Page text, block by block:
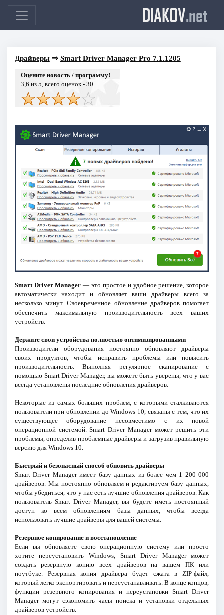
DIAKOV.net
Драйверы⇒ Smart Driver Manager Pro 7.1.1205
Оцените новость / программу!
3,6 из 5, всего оценок - 30
Smart Driver Manager — это простое и удобное решение, которое
автоматически находит и обновляет ваши драйверы всего за
несколько минут. Своевременное обновление драйверов помогает
обеспечить максимальную производительность всех ваших
устройств.
Держите свои устройства полностью оптимизированными
Производители оборудования постоянно обновляют драйверы
своих продуктов, чтобы исправить проблемы или повысить
производительность. Выполняя регулярное сканирование с
помощью Smart Driver Manager, вы можете быть уверены, что у вас
всегда установлены последние обновления драйверов.
Некоторые из самых больших проблем, с которыми сталкиваются
пользователи при обновлении до Windows 10, связаны с тем, что их
существующее оборудование несовместимо с их новой
операционной системой. Smart Driver Manager может решить эти
проблемы, определив проблемные драйверы и загрузив правильную
версию для Windows 10.
Быстрый и безопасный способ обновить драйверы
Smart Driver Manager имеет базу данных из более чем 1 200 000
драйверов. Мы постоянно обновляем и редактируем базу данных,
чтобы убедиться, что у нас есть лучшие обновления драйверов. Как
пользователь Smart Driver Manager, вы будете иметь постоянный
доступ ко всем обновлениям базы данных, чтобы всегда
использовать лучшие драйверы для вашей системы.
Резервное копирование и восстановление
Если вы обновляете свою операционную систему или просто
хотите переустановить Windows, Smart Driver Manager может
создать резервную копию всех драйверов на вашем ПК или
ноутбуке. Резервная копия драйвера будет сжата в ZIP-файл,
который легко экспортировать и переустанавливать. В конце концов,
функции резервного копирования и переустановки Smart Driver
Manager могут сэкономить часы поиска и установки отдельных
драйверов устройств.